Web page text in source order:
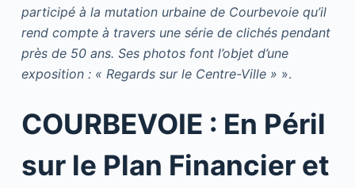
participé à la mutation urbaine de Courbevoie qu’il
rend compte à travers une série de clichés pendant
près de 50 ans. Ses photos font l’objet d’une
exposition : « Regards sur le Centre-Ville » ».
COURBEVOIE : En Péril
sur le Plan Financier et